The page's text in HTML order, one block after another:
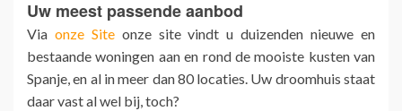
Uw meest passende aanbod
Via onze Siteonze site vindt u duizenden nieuwe en
bestaande woningen aan en rond de mooiste kusten van
Spanje, en al in meer dan 80 locaties. Uw droomhuis staat
daar vast al wel bij, toch?